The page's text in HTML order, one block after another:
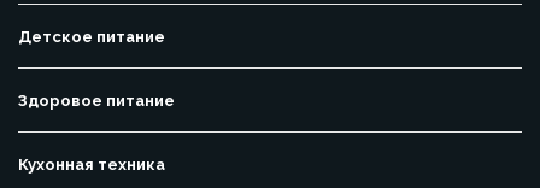
Детское питание
Здоровое питание
Кухонная техника